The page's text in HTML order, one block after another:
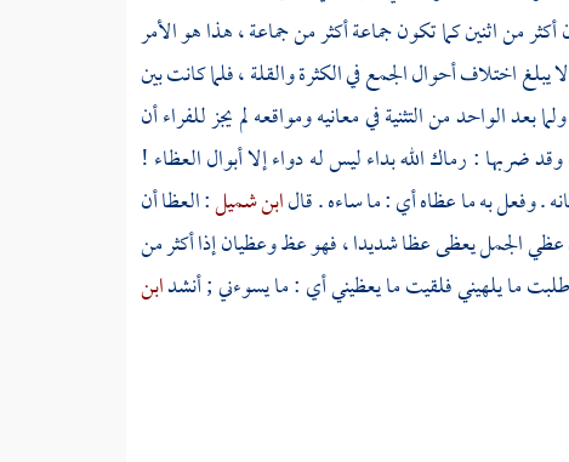
أكثر من اثنين كما تكون جماعة أكثر من جماعة ، هذا هو الأمر
اختلاف أحوال الجمع في الكثرة والقلة ، فلما كانت بين
بعد الواحد من التثنية في معانيه ومواقعه لم يجزللفراءأن
ضربها : رماك الله بداء ليس له دواء إلا أبوال العظاء !
. وفعل به ما عظاه أي : ما ساءه . قالابن شميل: العظا أن
عظي الجمل يعظى عظا شديدا ، فهو عظ وعظيان إذا أكثر من
ما يلهيني فلقيت ما يعظيني أي : ما يسوءني ; أنشدابن